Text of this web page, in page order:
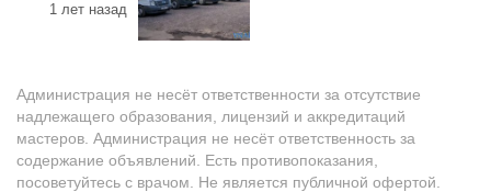
1 лет назад
Администрация не несёт ответственности за отсутствие
надлежащего образования, лицензий и аккредитаций
мастеров. Администрация не несёт ответственность за
содержание объявлений. Есть противопоказания,
посоветуйтесь с врачом. Не является публичной офертой.